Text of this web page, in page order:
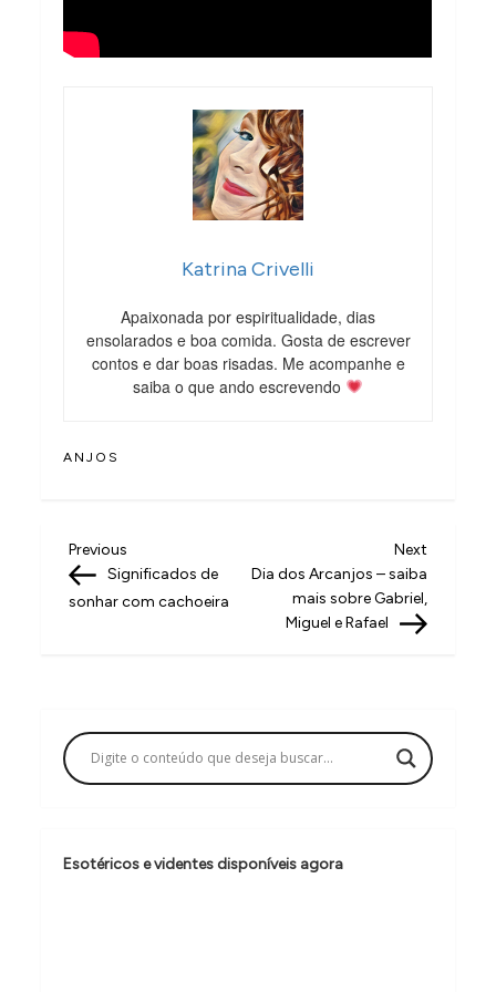
Katrina Crivelli
Apaixonada por espiritualidade, dias
ensolarados e boa comida. Gosta de escrever
contos e dar boas risadas. Me acompanhe e
saiba o que ando escrevendo
ANJOS
N
a
a
ç
o
d
Previous
Post
Previous
Significados de
sonhar com cachoeira
Next
Post
Next
Dia dos Arcanjos – saiba
mais sobre Gabriel,
Miguel e Rafael
Esotéricos e videntes disponíveis agora